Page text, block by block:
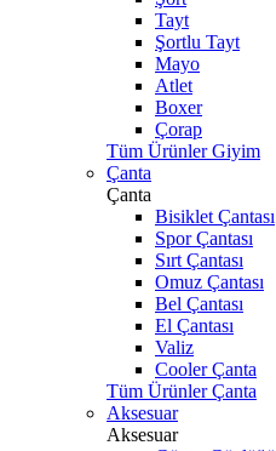
Tayt
Şortlu Tayt
Mayo
Atlet
Boxer
Çorap
Tüm Ürünler Giyim
Çanta
Çanta
Bisiklet Çantası
Spor Çantası
Sırt Çantası
Omuz Çantası
Bel Çantası
El Çantası
Valiz
Cooler Çanta
Tüm Ürünler Çanta
Aksesuar
Aksesuar